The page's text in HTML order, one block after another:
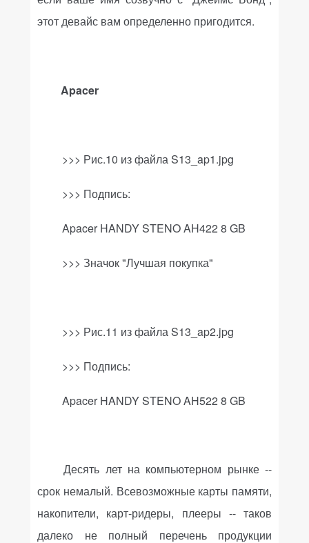
этот девайс вам определенно пригодится.
Apacer
>>> Рис.10 из файлаS13_ ap1.jpg
>>> Подпись:
Apacer HANDY STENO AH422 8 GB
>>> Значок "Лучшая покупка"
>>> Рис.11 из файлаS13_ ap2.jpg
>>> Подпись:
Apacer HANDYSTENOAH522 8 GB
Десять лет на компьютерном рынке --
срок немалый. Всевозможные карты памяти,
накопители, карт-ридеры, плееры -- таков
далеко не полный перечень продукции